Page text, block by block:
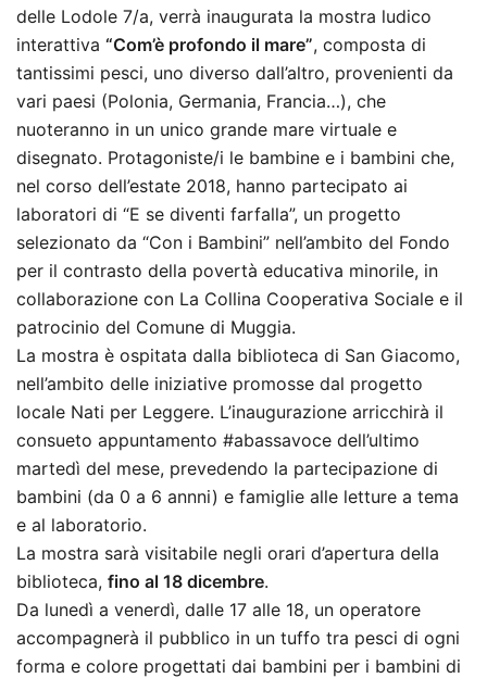
delle Lodole 7/a, verrà inaugurata la mostra ludico
interattiva “Com’è profondo il mare”, composta di
tantissimi pesci, uno diverso dall’altro, provenienti da
vari paesi (Polonia, Germania, Francia…), che
nuoteranno in un unico grande mare virtuale e
disegnato. Protagoniste/i le bambine e i bambini che,
nel corso dell’estate 2018, hanno partecipato ai
laboratori di “E se diventi farfalla”, un progetto
selezionato da “Con i Bambini” nell’ambito del Fondo
per il contrasto della povertà educativa minorile, in
collaborazione con La Collina Cooperativa Sociale e il
patrocinio del Comune di Muggia.
La mostra è ospitata dalla biblioteca di San Giacomo,
nell’ambito delle iniziative promosse dal progetto
locale Nati per Leggere. L’inaugurazione arricchirà il
consueto appuntamento #abassavoce dell’ultimo
martedì del mese, prevedendo la partecipazione di
bambini (da 0 a 6 annni) e famiglie alle letture a tema
e al laboratorio.
La mostra sarà visitabile negli orari d’apertura della
biblioteca, fino al 18 dicembre.
Da lunedì a venerdì, dalle 17 alle 18, un operatore
accompagnerà il pubblico in un tuffo tra pesci di ogni
forma e colore progettati dai bambini per i bambini di